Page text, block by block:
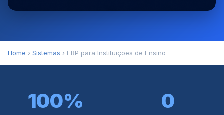
Home › Sistemas › ERP para Instituições de Ensino
100% 0